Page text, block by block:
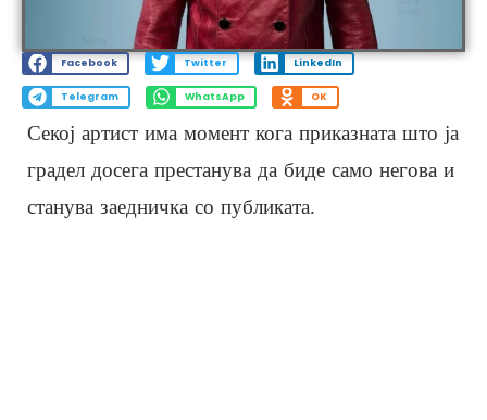
Facebook Twitter LinkedIn
Telegram WhatsApp OK
Секој артист има момент кога приказната што ја
градел досега престанува да биде само негова и
станува заедничка со публиката.